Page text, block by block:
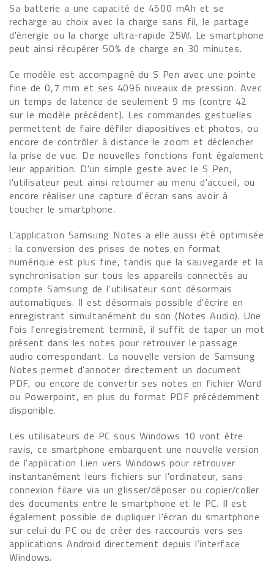
Sa batterie a une capacité de 4500 mAh et se
recharge au choix avec la charge sans fil, le partage
d'énergie ou la charge ultra-rapide 25W. Le smartphone
peut ainsi récupérer 50% de charge en 30 minutes.
Ce modèle est accompagné du S Pen avec une pointe
fine de 0,7 mm et ses 4096 niveaux de pression. Avec
un temps de latence de seulement 9 ms (contre 42
sur le modèle précédent). Les commandes gestuelles
permettent de faire défiler diapositives et photos, ou
encore de contrôler à distance le zoom et déclencher
la prise de vue. De nouvelles fonctions font également
leur apparition. D'un simple geste avec le S Pen,
l'utilisateur peut ainsi retourner au menu d'accueil, ou
encore réaliser une capture d'écran sans avoir à
toucher le smartphone.
L'application Samsung Notes a elle aussi été optimisée
: la conversion des prises de notes en format
numérique est plus fine, tandis que la sauvegarde et la
synchronisation sur tous les appareils connectés au
compte Samsung de l'utilisateur sont désormais
automatiques. Il est désormais possible d'écrire en
enregistrant simultanément du son (Notes Audio). Une
fois l'enregistrement terminé, il suffit de taper un mot
présent dans les notes pour retrouver le passage
audio correspondant. La nouvelle version de Samsung
Notes permet d'annoter directement un document
PDF, ou encore de convertir ses notes en fichier Word
ou Powerpoint, en plus du format PDF précédemment
disponible.
Les utilisateurs de PC sous Windows 10 vont être
ravis, ce smartphone embarquent une nouvelle version
de l'application Lien vers Windows pour retrouver
instantanément leurs fichiers sur l'ordinateur, sans
connexion filaire via un glisser/déposer ou copier/coller
des documents entre le smartphone et le PC. Il est
également possible de dupliquer l'écran du smartphone
sur celui du PC ou de créer des raccourcis vers ses
applications Android directement depuis l'interface
Windows.